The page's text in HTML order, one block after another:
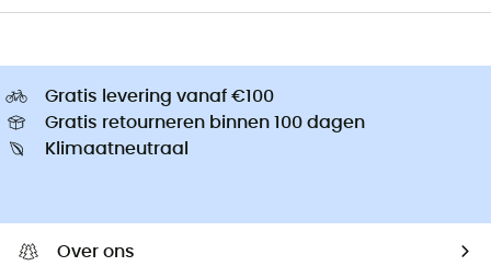
Gratis levering vanaf €100
Gratis retourneren binnen 100 dagen
Klimaatneutraal
Over ons